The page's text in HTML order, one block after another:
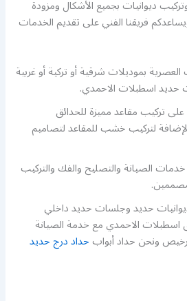
ديوانيات بجميع الأشكال ومزودة
فريقنا الفني على تقديم الخدمات
بموديلات شرقية أو تركية أو غربية
حديد اسطبلات الاحمدي.
تركيب مقاعد مميزة للحدائق
لتركيب خشب للمقاعد لتصاميم
الصيانة والتصليح والفك والتركيب
حديد وجلسات حديد داخلي
اسطبلات الاحمدي مع خدمة الصيانة
ونحن حداد أبوابحداد درج حديد